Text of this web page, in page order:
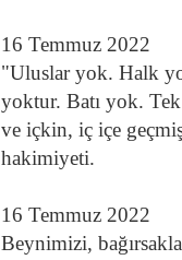
16 Temmuz 2022
"Uluslar yok. Halk
yoktur. Batı yok.
ve içkin, iç içe
hakimiyeti.
16 Temmuz 2022
Beynimizi,